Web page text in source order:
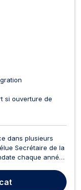
si ouverture de
dans plusieurs
Secrétaire de la
chaque année
plaidé dans de